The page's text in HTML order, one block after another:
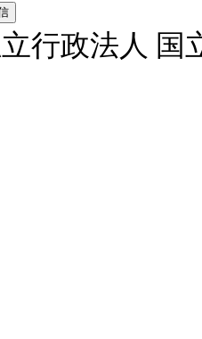
行政法人 国